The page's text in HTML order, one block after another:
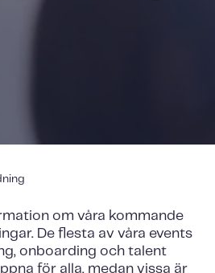
om våra kommande
De flesta av våra events
onboarding och talent
för alla, medan vissa är